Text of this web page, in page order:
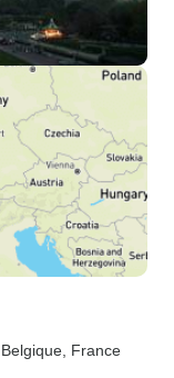
, Belgique , France